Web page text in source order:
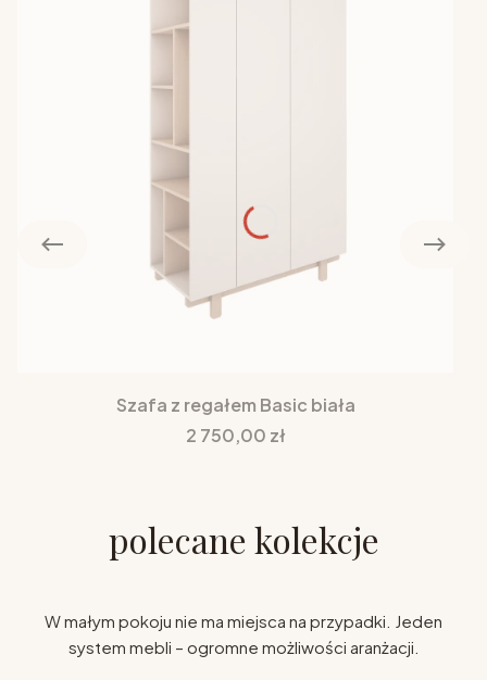
Szafa z regałem Basic biała
Cena
2 750,00 zł
polecane kolekcje
W małym pokoju nie ma miejsca na przypadki. Jeden
system mebli – ogromne możliwości aranżacji.